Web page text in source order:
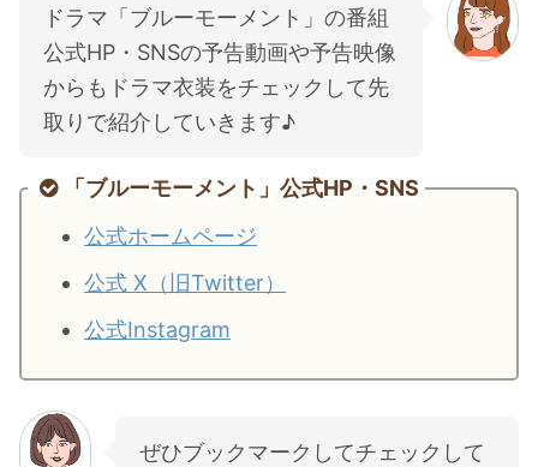
ドラマ「ブルーモーメント」の番組
公式HP・SNSの予告動画や予告映像
からもドラマ衣装をチェックして先
取りで紹介していきます♪
「ブルーモーメント」公式HP・SNS
公式ホームページ
公式 X（旧Twitter）
公式Instagram
ぜひブックマークしてチェックして